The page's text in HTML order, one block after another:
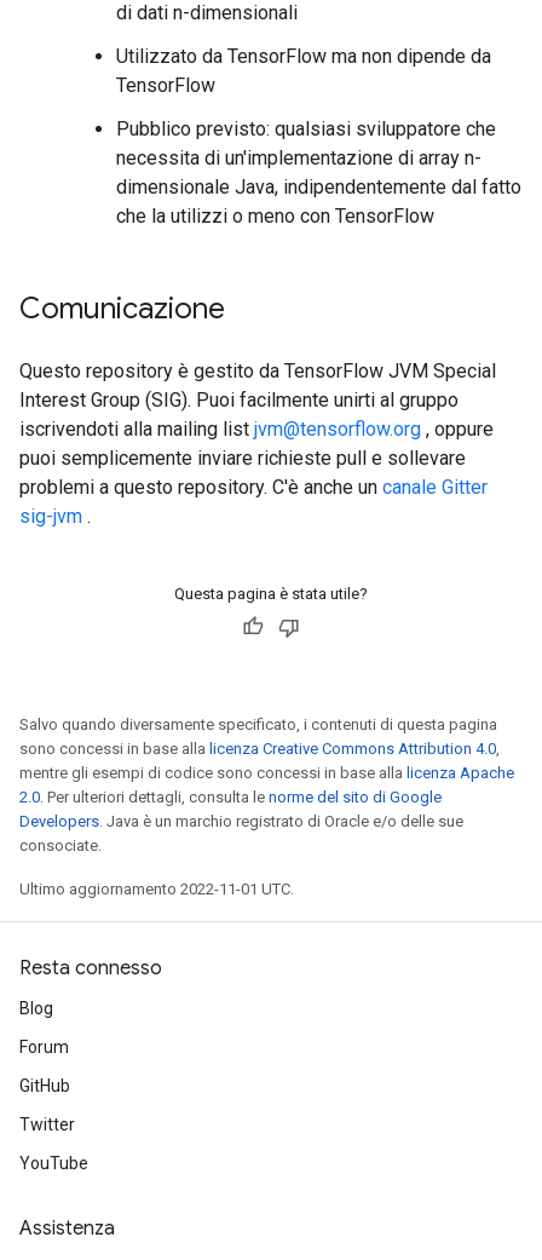
di dati n-dimensionali
Utilizzato da TensorFlow ma non dipende da
TensorFlow
Pubblico previsto: qualsiasi sviluppatore che
necessita di un'implementazione di array n-
dimensionale Java, indipendentemente dal fatto
che la utilizzi o meno con TensorFlow
Comunicazione
Questo repository è gestito da TensorFlow JVM Special
Interest Group (SIG). Puoi facilmente unirti al gruppo
iscrivendoti alla mailing list jvm@tensorflow.org , oppure
puoi semplicemente inviare richieste pull e sollevare
problemi a questo repository. C'è anche un canale Gitter
sig-jvm .
Questa pagina è stata utile?
Salvo quando diversamente specificato, i contenuti di questa pagina
sono concessi in base alla licenza Creative Commons Attribution 4.0,
mentre gli esempi di codice sono concessi in base alla licenza Apache
2.0. Per ulteriori dettagli, consulta le norme del sito di Google
Developers. Java è un marchio registrato di Oracle e/o delle sue
consociate.
Ultimo aggiornamento 2022-11-01 UTC.
Resta connesso
Blog
Forum
GitHub
Twitter
YouTube
Assistenza